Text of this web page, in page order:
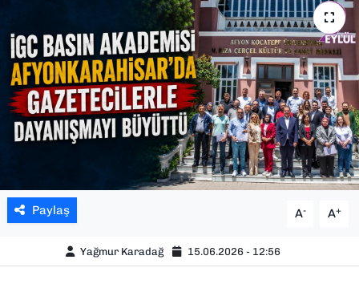
Paylaş A- A+
Yağmur Karadağ 15.06.2026 - 12:56
TEKNOLOJİ
YAŞAM
YEREL YÖNETİMLER